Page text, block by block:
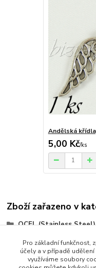
Andělská
5,00 Kč/ks
Zboží zařazeno v
OCEL (Stainless Steel)
Přívěsky
Přívěsky
Pro základní funkčnost,
účely a v případě
využíváme soubory